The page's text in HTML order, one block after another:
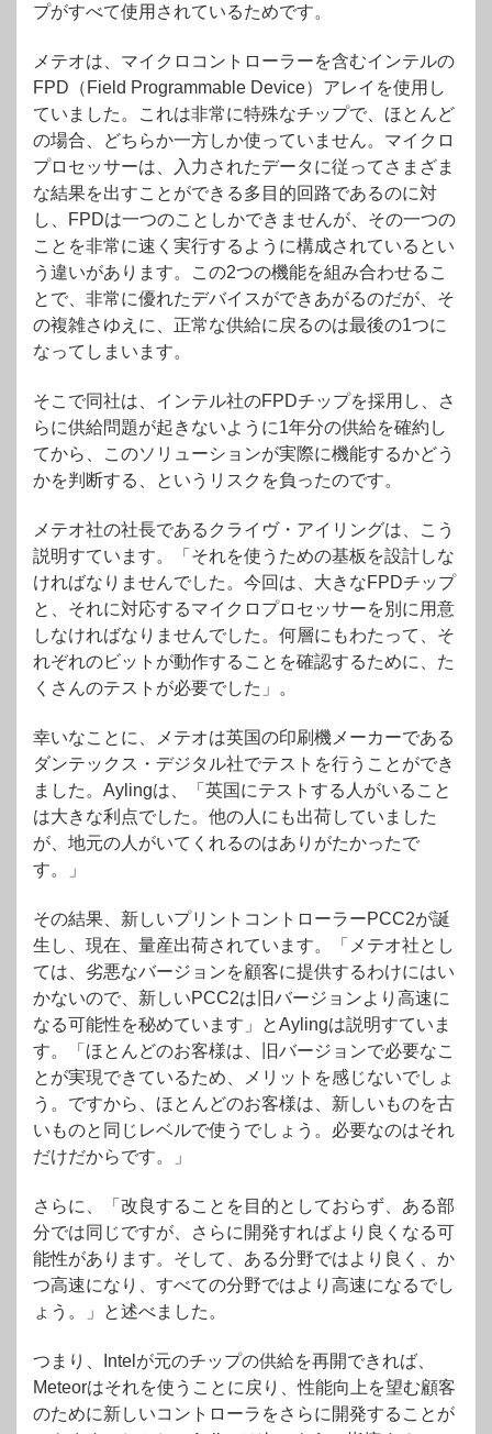
プがすべて使用されているためです。
メテオは、マイクロコントローラーを含むインテルの
FPD（Field Programmable Device）アレイを使用し
ていました。これは非常に特殊なチップで、ほとんど
の場合、どちらか一方しか使っていません。マイクロ
プロセッサーは、入力されたデータに従ってさまざま
な結果を出すことができる多目的回路であるのに対
し、FPDは一つのことしかできませんが、その一つの
ことを非常に速く実行するように構成されているとい
う違いがあります。この2つの機能を組み合わせるこ
とで、非常に優れたデバイスができあがるのだが、そ
の複雑さゆえに、正常な供給に戻るのは最後の1つに
なってしまいます。
そこで同社は、インテル社のFPDチップを採用し、さ
らに供給問題が起きないように1年分の供給を確約し
てから、このソリューションが実際に機能するかどう
かを判断する、というリスクを負ったのです。
メテオ社の社長であるクライヴ・アイリングは、こう
説明すています。「それを使うための基板を設計しな
ければなりませんでした。今回は、大きなFPDチップ
と、それに対応するマイクロプロセッサーを別に用意
しなければなりませんでした。何層にもわたって、そ
れぞれのビットが動作することを確認するために、た
くさんのテストが必要でした」。
幸いなことに、メテオは英国の印刷機メーカーである
ダンテックス・デジタル社でテストを行うことができ
ました。Aylingは、「英国にテストする人がいること
は大きな利点でした。他の人にも出荷していました
が、地元の人がいてくれるのはありがたかったで
す。」
その結果、新しいプリントコントローラーPCC2が誕
生し、現在、量産出荷されています。「メテオ社とし
ては、劣悪なバージョンを顧客に提供するわけにはい
かないので、新しいPCC2は旧バージョンより高速に
なる可能性を秘めています」とAylingは説明すていま
す。「ほとんどのお客様は、旧バージョンで必要なこ
とが実現できているため、メリットを感じないでしょ
う。ですから、ほとんどのお客様は、新しいものを古
いものと同じレベルで使うでしょう。必要なのはそれ
だけだからです。」
さらに、「改良することを目的としておらず、ある部
分では同じですが、さらに開発すればより良くなる可
能性があります。そして、ある分野ではより良く、か
つ高速になり、すべての分野ではより高速になるでし
ょう。」と述べました。
つまり、Intelが元のチップの供給を再開できれば、
Meteorはそれを使うことに戻り、性能向上を望む顧客
のために新しいコントローラをさらに開発することが